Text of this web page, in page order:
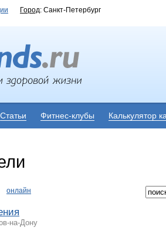
Город: Санкт-Петербург
Статьи Фитнес-клубы Калькулятор
онлайн
на-Дону